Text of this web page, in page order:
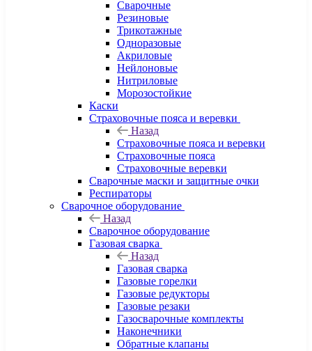
Сварочные
Резиновые
Трикотажные
Одноразовые
Акриловые
Нейлоновые
Нитриловые
Морозостойкие
Каски
Страховочные пояса и веревки
Назад
Страховочные пояса и веревки
Страховочные пояса
Страховочные веревки
Сварочные маски и защитные очки
Респираторы
Сварочное оборудование
Назад
Сварочное оборудование
Газовая сварка
Назад
Газовая сварка
Газовые горелки
Газовые редукторы
Газовые резаки
Газосварочные комплекты
Наконечники
Обратные клапаны